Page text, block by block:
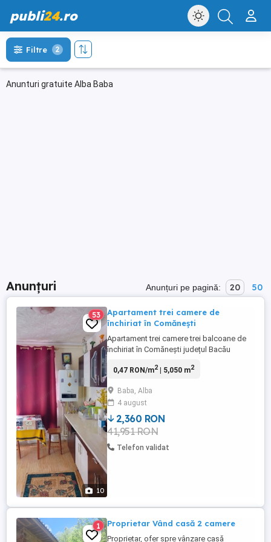
publi24.ro
Anunturi gratuite Alba Baba
Filtre 2
Anunțuri Anunțuri pe pagină: 20 50
10
53
Apartament trei camere de
închiriat în Comănești
Apartament trei camere trei balcoane de
închiriat în Comănești județul Bacău
0,47 RON/m2| 5,050 m2
Baba, Alba
4 august
2,360 RON
41,951 RON
Telefon validat
1 Proprietar Vând casă 2 camere
Proprietar, ofer spre vânzare casă